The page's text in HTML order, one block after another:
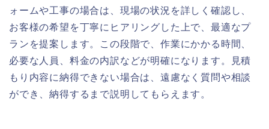
ォームや工事の場合は、現場の状況を詳しく確認し、
お客様の希望を丁寧にヒアリングした上で、最適なプ
ランを提案します。この段階で、作業にかかる時間、
必要な人員、料金の内訳などが明確になります。見積
もり内容に納得できない場合は、遠慮なく質問や相談
ができ、納得するまで説明してもらえます。